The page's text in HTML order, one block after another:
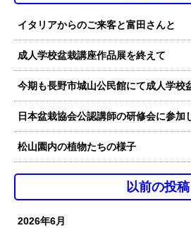
イタリアからのご来客と富田さんと
成人学校盆栽講座作品展を終えて
今期も長野市城山公民館にて成人学校
日本盆栽協会公認講師の研修会に参加
松山園内の植物たちの様子
以前の投稿
2026年6月